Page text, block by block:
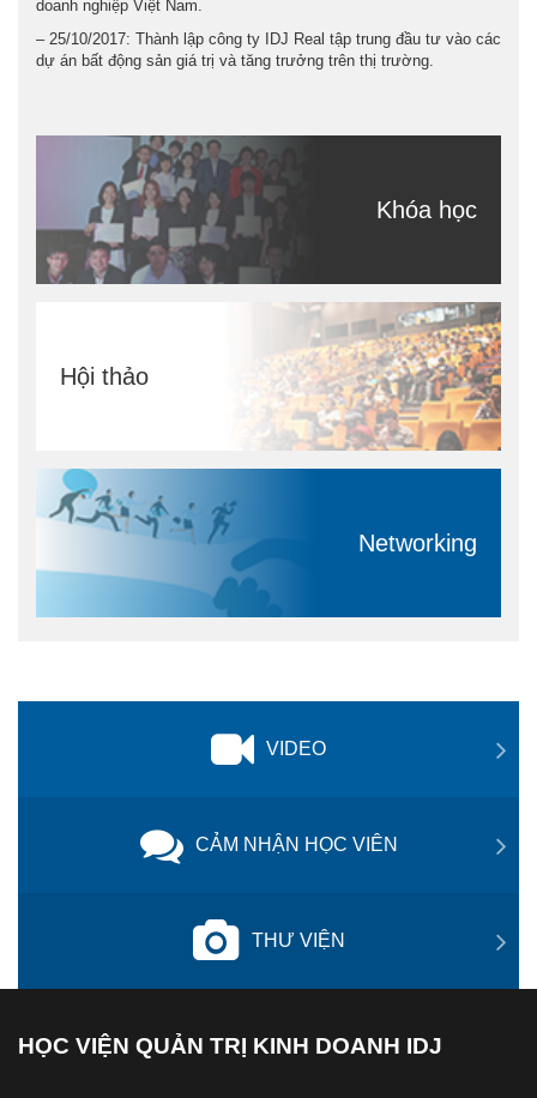
doanh nghiệp Việt Nam.
– 25/10/2017: Thành lập công ty IDJ Real tập trung đầu tư vào các
dự án bất động sản giá trị và tăng trưởng trên thị trường.
Khóa học
Hội thảo
Networking
VIDEO
CẢM NHẬN HỌC VIÊN
THƯ VIỆN
HỌC VIỆN QUẢN TRỊ KINH DOANH IDJ